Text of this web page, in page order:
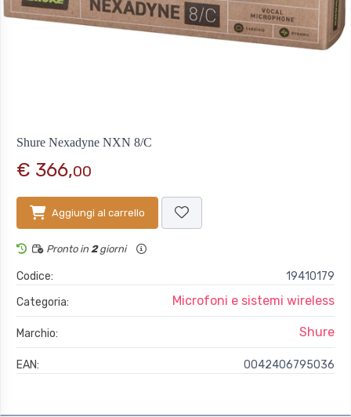
Shure Nexadyne NXN 8/C
€ 366,00
Aggiungi al carrello
Pronto in 2giorni
Codice:
19410179
Categoria:
Microfoni e sistemi wireless
Marchio: Shure
EAN: 0042406795036